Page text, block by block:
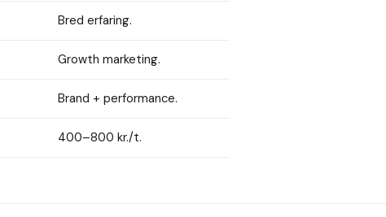
Bred erfaring.
Growth marketing.
Brand + performance.
400–800 kr./t.